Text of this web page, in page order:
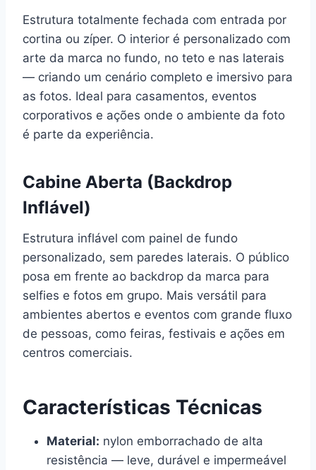
Estrutura totalmente fechada com entrada por
cortina ou zíper. O interior é personalizado com
arte da marca no fundo, no teto e nas laterais
— criando um cenário completo e imersivo para
as fotos. Ideal para casamentos, eventos
corporativos e ações onde o ambiente da foto
é parte da experiência.
Cabine Aberta (Backdrop
Inflável)
Estrutura inflável com painel de fundo
personalizado, sem paredes laterais. O público
posa em frente ao backdrop da marca para
selfies e fotos em grupo. Mais versátil para
ambientes abertos e eventos com grande fluxo
de pessoas, como feiras, festivais e ações em
centros comerciais.
Características Técnicas
Material: nylon emborrachado de alta
resistência — leve, durável e impermeável